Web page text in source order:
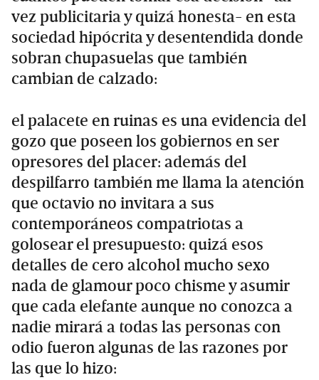
vez publicitaria y quizá honesta- en esta
sociedad hipócrita y desentendida donde
sobran chupasuelas que también
cambian de calzado:
el palacete en ruinas es una evidencia del
gozo que poseen los gobiernos en ser
opresores del placer: además del
despilfarro también me llama la atención
que octavio no invitara a sus
contemporáneos compatriotas a
golosear el presupuesto: quizá esos
detalles de cero alcohol mucho sexo
nada de glamour poco chisme y asumir
que cada elefante aunque no conozca a
nadie mirará a todas las personas con
odio fueron algunas de las razones por
las que lo hizo: